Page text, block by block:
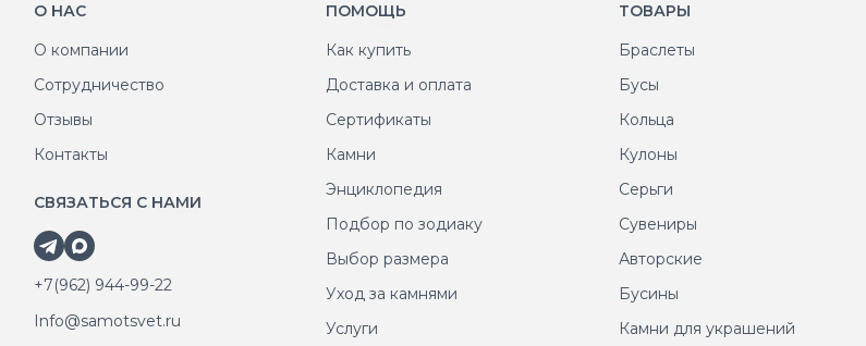
О НАС
О компании
Сотрудничество
Отзывы
Контакты
СВЯЗАТЬСЯ С НАМИ
+7(962) 944-99-22
Info@samotsvet.ru
ПОМОЩЬ
Как купить
Доставка и оплата
Сертификаты
Камни
Энциклопедия
Подбор по зодиаку
Выбор размера
Уход за камнями
Услуги
ТОВАРЫ
Браслеты
Бусы
Кольца
Кулоны
Серьги
Сувениры
Авторские
Бусины
Камни для украшений